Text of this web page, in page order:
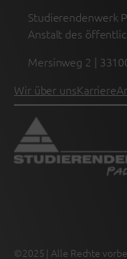
Studierendenwerk
Anstalt des
Mersinweg 2 |
Wir über unsKarriere
©2025 | Alle Rechte